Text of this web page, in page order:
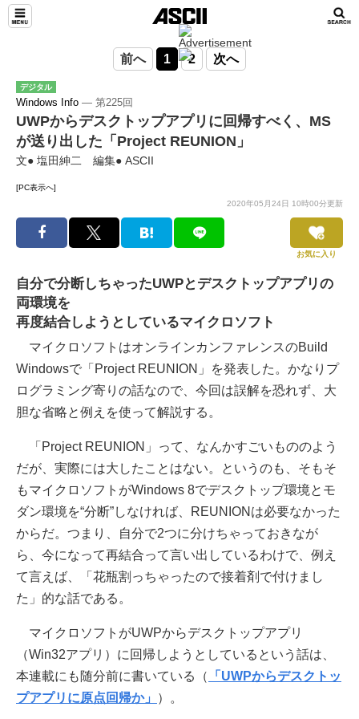
前へ 1 2 次へ
デジタル
Windows Info ― 第225回
UWPからデスクトップアプリに回帰すべく、MS
が送り出した「Project REUNION」
文● 塩田紳二 編集● ASCII
[PC表示へ]
2020年05月24日 10時00分更新
お気に入り
自分で分断しちゃったUWPとデスクトップアプリの
両環境を
再度結合しようとしているマイクロソフト
マイクロソフトはオンラインカンファレンスのBuild
Windowsで「Project REUNION」を発表した。かなりプ
ログラミング寄りの話なので、今回は誤解を恐れず、大
胆な省略と例えを使って解説する。
「Project REUNION」って、なんかすごいもののよう
だが、実際には大したことはない。というのも、そもそ
もマイクロソフトがWindows 8でデスクトップ環境とモ
ダン環境を“分断”しなければ、REUNIONは必要なかった
からだ。つまり、自分で2つに分けちゃっておきなが
ら、今になって再結合って言い出しているわけで、例え
て言えば、「花瓶割っちゃったので接着剤で付けまし
た」的な話である。
マイクロソフトがUWPからデスクトップアプリ
（Win32アプリ）に回帰しようとしているという話は、
本連載にも随分前に書いている（
「UWPからデスクトッ
プアプリに原点回帰か」
）。